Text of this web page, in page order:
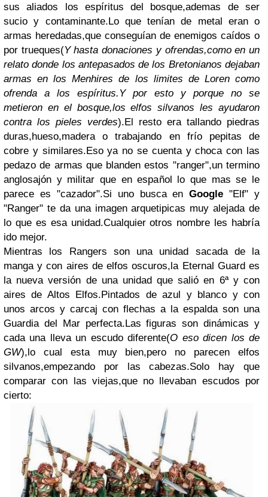
sus aliados los espíritus del bosque,ademas de ser
sucio y contaminante.Lo que tenían de metal eran o
armas heredadas,que conseguían de enemigos caídos o
por trueques(Y hasta donaciones y ofrendas,como en un
relato donde los antepasados de los Bretonianos dejaban
armas en los Menhires de los limites de Loren como
ofrenda a los espíritus.Y por esto y porque no se
metieron en el bosque,los elfos silvanos les ayudaron
contra los pieles verdes).El resto era tallando piedras
duras,hueso,madera o trabajando en frío pepitas de
cobre y similares.Eso ya no se cuenta y choca con las
pedazo de armas que blanden estos "ranger",un termino
anglosajón y militar que en español lo que mas se le
parece es "cazador".Si uno busca enGoogle "Elf" y
"Ranger" te da una imagen arquetipicas muy alejada de
lo que es esa unidad.Cualquier otros nombre les habría
ido mejor.
Mientras los Rangers son una unidad sacada de la
manga y con aires de elfos oscuros,la Eternal Guard es
la nueva versión de una unidad que salió en 6ª y con
aires de Altos Elfos.Pintados de azul y blanco y con
unos arcos y carcaj con flechas a la espalda son una
Guardia del Mar perfecta.Las figuras son dinámicas y
cada una lleva un escudo diferente(O eso dicen los de
GW),lo cual esta muy bien,pero no parecen elfos
silvanos,empezando por las cabezas.Solo hay que
comparar con las viejas,que no llevaban escudos por
cierto: